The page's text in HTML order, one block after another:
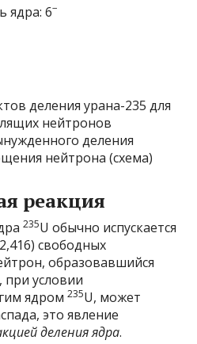
ядра: 6−
деления урана-235 для
нейтронов
деления
нейтрона (схема)
реакция
235U обычно испускается
свободных
образовавшийся
при условии
ядром235U, может
это явление
деления ядра.